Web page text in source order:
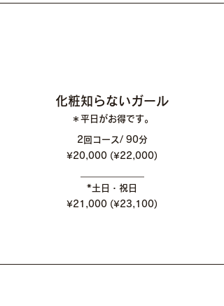
​化粧知らないガール
＊平日がお得です。
2回コース/ 90分
​¥20,000 (¥22,000)
*土日・祝日
​¥21,000 (¥23,100)